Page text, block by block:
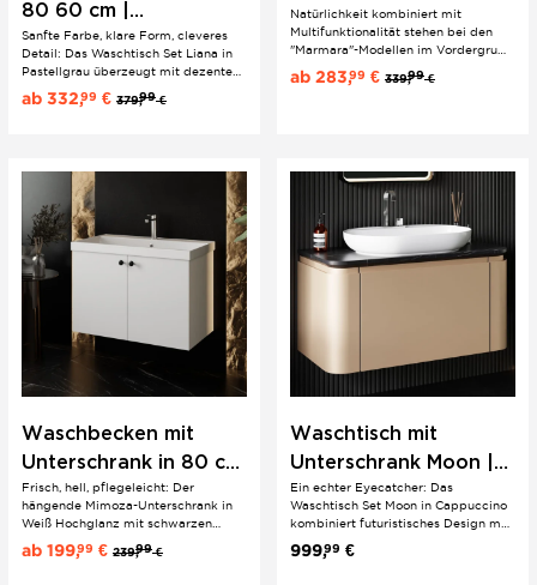
80 60 cm |
Eklektischer Stil &
Riffelfront |
Pastellgrau
Sanfte Farbe, klare Form, cleveres
Detail: Das Waschtisch Set Liana in
Pastellgrau überzeugt mit dezenter
Riffeloptik, filigranen Bügelgriffen
und Softclose-Schubladen. Erhältlich
ab 332,99 € 379,99€
Anthrazit & Eiche |
100/80/60 cm | Boho
Natürlichkeit kombiniert mit
Multifunktionalität stehen bei den
"Marmara"-Modellen im Vordergrund.
Hervorragende Qualität trifft hier auf
innovatives Design unter
ab 283,99 € 339,99€
Waschbecken mit
Unterschrank in 80 cm
Weiß | Moderner Stil &
Hochglanz | Weiß
Frisch, hell, pflegeleicht: Der
hängende Mimoza-Unterschrank in
Weiß Hochglanz mit schwarzen
Knopfgriffen und Softclose-Türen
bringt klare Modernität ins Bad.
ab 199,99 € 239,99€
Waschtisch mit
Unterschrank Moon |
Cappuccino | hängend
| futuristisches Design
Ein echter Eyecatcher: Das
Waschtisch Set Moon in Cappuccino
kombiniert futuristisches Design mit
Marmoroptik und einem ovalen
999,99 €